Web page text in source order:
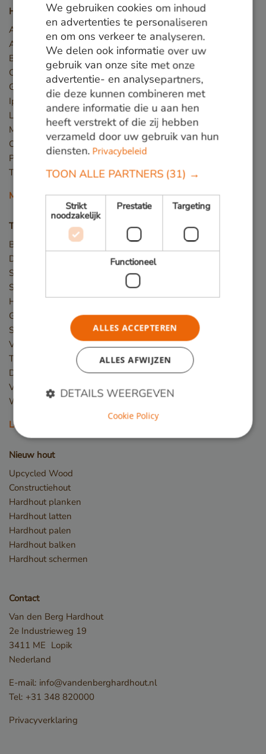
Houtsoorten
Angelim Vermelho
Azobé
Basralocus
Cumaru
Guariuba
Ipé
Louro preto
Massaranduba
Okan
Piquia
Tali
Meer houtsoorten
Toepassingen
Bruggen
Damwand / Beschoeiing
Straatmeubilair
Speeltoestellen
Hekwerk
Gevelbekleding
Steigers
Vlonder
Terras
Dakterras
Veranda
Winkelvloer en showroom
Lees meer
Nieuw hout
Upcycled Wood
Constructiehout
Hardhout planken
Hardhout latten
Hardhout palen
Hardhout balken
Hardhout schermen
Contact
Van den Berg Hardhout
2e Industrieweg 19
3411 ME Lopik
Nederland
E-mail: info@vandenberghardhout.nl
Tel: +31 348 820000
Privacyverklaring
GERMAN
ENGLISH
We gebruiken cookies om inhoud
en advertenties te personaliseren
en om ons verkeer te analyseren.
We delen ook informatie over uw
gebruik van onze site met onze
advertentie- en analysepartners,
die deze kunnen combineren met
andere informatie die u aan hen
heeft verstrekt of die zij hebben
verzameld door uw gebruik van hun
diensten. Privacybeleid
TOON ALLE PARTNERS (31) →
Strikt
noodzakelijk
Prestatie Targeting
Functioneel
ALLES ACCEPTEREN
ALLES AFWIJZEN
DETAILS WEERGEVEN
Strikt noodzakelijke cookies maken de
kernfunctionaliteiten van de website mogelijk, zoals
gebruikersaanmelding en accountbeheer. De
strikt noodzakelijke cookies.
__cf_bm
_GRECAPTCHA
Cookie Policy